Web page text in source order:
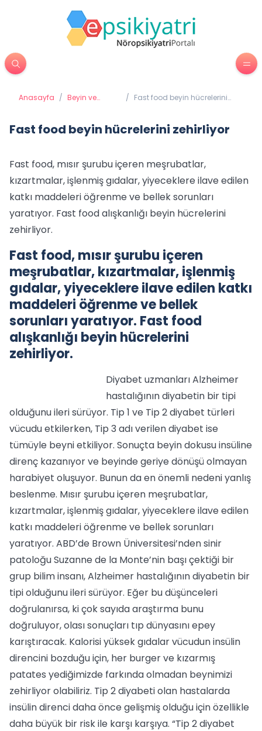
Anasayfa / Beyin ve
/ Fast food beyin hücrelerini
Fast food beyin hücrelerini zehirliyor
Fast food, mısır şurubu içeren meşrubatlar,
kızartmalar, işlenmiş gıdalar, yiyeceklere ilave edilen
katkı maddeleri öğrenme ve bellek sorunları
yaratıyor. Fast food alışkanlığı beyin hücrelerini
zehirliyor.
Fast food, mısır şurubu içeren
meşrubatlar, kızartmalar, işlenmiş
gıdalar, yiyeceklere ilave edilen katkı
maddeleri öğrenme ve bellek
sorunları yaratıyor. Fast food
alışkanlığı beyin hücrelerini
zehirliyor.
Diyabet uzmanları Alzheimer
hastalığının diyabetin bir tipi
olduğunu ileri sürüyor. Tip 1 ve Tip 2 diyabet türleri
vücudu etkilerken, Tip 3 adı verilen diyabet ise
tümüyle beyni etkiliyor. Sonuçta beyin dokusu insüline
direnç kazanıyor ve beyinde geriye dönüşü olmayan
harabiyet oluşuyor. Bunun da en önemli nedeni yanlış
beslenme. Mısır şurubu içeren meşrubatlar,
kızartmalar, işlenmiş gıdalar, yiyeceklere ilave edilen
katkı maddeleri öğrenme ve bellek sorunları
yaratıyor. ABD’de Brown Üniversitesi’nden sinir
patoloğu Suzanne de la Monte’nin başı çektiği bir
grup bilim insanı, Alzheimer hastalığının diyabetin bir
tipi olduğunu ileri sürüyor. Eğer bu düşünceleri
doğrulanırsa, ki çok sayıda araştırma bunu
doğruluyor, olası sonuçları tıp dünyasını epey
karıştıracak. Kalorisi yüksek gıdalar vücudun insülin
direncini bozduğu için, her burger ve kızarmış
patates yediğimizde farkında olmadan beynimizi
zehirliyor olabiliriz. Tip 2 diyabeti olan hastalarda
insülin direnci daha önce gelişmiş olduğu için özellikle
daha büyük bir risk ile karşı karşıya. “Tip 2 diyabet